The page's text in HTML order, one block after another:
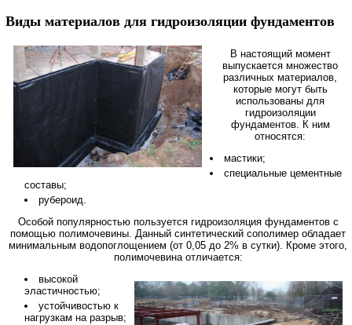
Виды материалов для гидроизоляции фундаментов
В настоящий момент
выпускается множество
различных материалов,
которые могут быть
использованы для
гидроизоляции
фундаментов. К ним
относятся:
мастики;
специальные цементные
составы;
рубероид.
Особой популярностью пользуется гидроизоляция фундаментов с
помощью полимочевины. Данный синтетический сополимер обладает
минимальным водопоглощением (от 0,05 до 2% в сутки). Кроме этого,
полимочевина отличается:
высокой
эластичностью;
устойчивостью к
нагрузкам на разрыв;